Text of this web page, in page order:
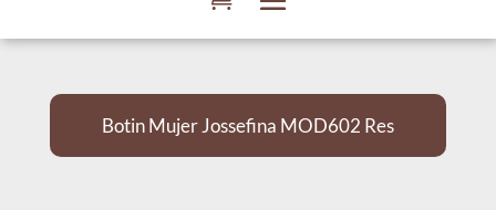
Botin Mujer Jossefina MOD602 Res